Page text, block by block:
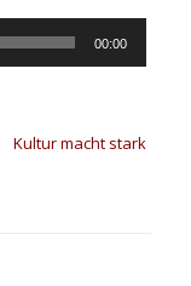
00:00
Kultur macht stark